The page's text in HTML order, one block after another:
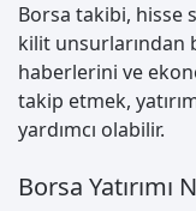
Borsa takibi, hisse
kilit unsurlarından
haberlerini ve
takip etmek,
yardımcı olabilir.
Borsa Yatırımı